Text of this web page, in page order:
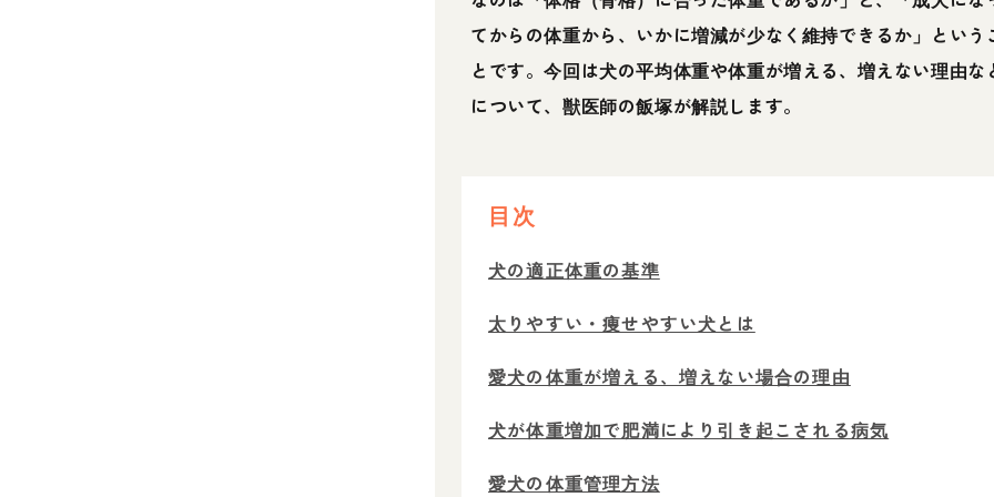
てからの体重から、いかに増減が少なく維持できるか」という
とです。今回は犬の平均体重や体重が増える、増えない理由な
について、獣医師の飯塚が解説します。
目次
犬の適正体重の基準
太りやすい・痩せやすい犬とは
愛犬の体重が増える、増えない場合の理由
犬が体重増加で肥満により引き起こされる病気
愛犬の体重管理方法